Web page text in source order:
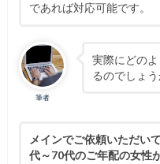
であれば対応可能です。
筆者
実際にどの
るのでしょう
メインでご依頼いただい
代～70代のご年配の女性